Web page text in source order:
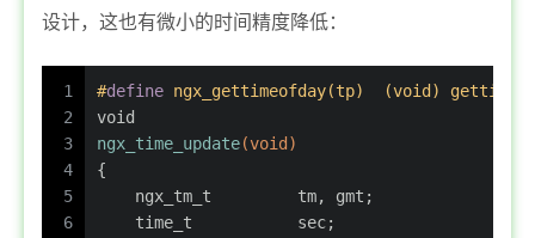
设计，这也有微小的时间精度降低：
1
2
3
4
5
6
#define ngx_gettimeofday(tp)  (void)
void
ngx_time_update(void )
{
ngx_tm_t
         tm, gmt;
time_t
           sec;